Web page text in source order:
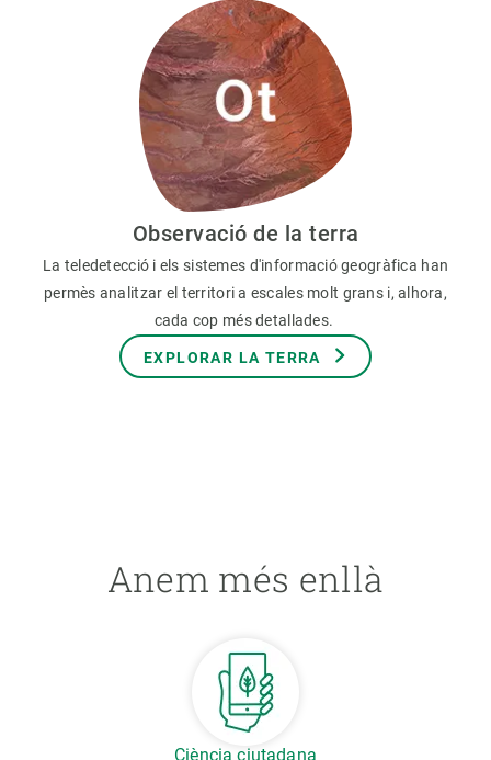
Observació de la terra
La teledetecció i els sistemes d'informació geogràfica han
permès analitzar el territori a escales molt grans i, alhora,
cada cop més detallades.
EXPLORAR LA TERRA
Anem més enllà
Ciència ciutadana